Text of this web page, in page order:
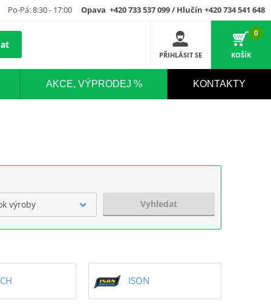
Po-Pá: 8:30 - 17:00 Opava +420 733 537 099 / Hlučín +420 734 541 648
PŘIHLÁSIT SE
0
KOŠÍK
AKCE, VÝPRODEJ % KONTAKTY
výroby Vyhledat
ISON